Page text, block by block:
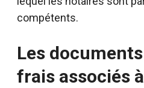
compétents.
Les
frais associés